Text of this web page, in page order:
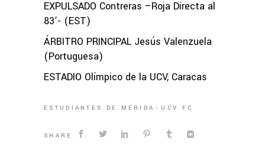
EXPULSADO Contreras –Roja Directa al
83’- (EST)
ÁRBITRO PRINCIPAL Jesús Valenzuela
(Portuguesa)
ESTADIO Olímpico de la UCV, Caracas
ESTUDIANTES DE MÉRIDA UCV FC
SHARE